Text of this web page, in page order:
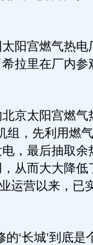
宫燃气热电
拉里在厂内参
太阳宫燃气
组，先利用燃
，最后抽取余
从而大大降低
运营以来，已
‘长城’到底是